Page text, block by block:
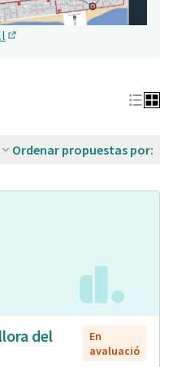
Ordenar propuestas por:
del
En
avaluació